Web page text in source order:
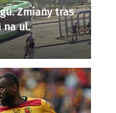
Zmiany tras
na ul.